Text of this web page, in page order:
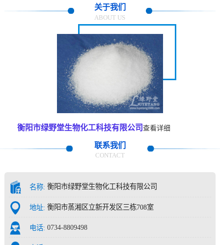
关于我们
ABOUT US
衡阳市绿野堂生物化工科技有限公司 查看详细
联系我们
CONTACT
名称: 衡阳市绿野堂生物化工科技有限公司
地址: 衡阳市蒸湘区立新开发区三栋708室
电话: 0734-8809498